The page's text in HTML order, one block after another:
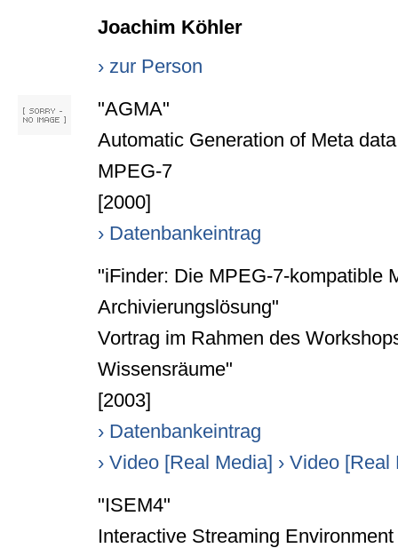
Joachim Köhler
› zur Person
"AGMA"
Automatic Generation of Meta
MPEG-7
[2000]
› Datenbankeintrag
"iFinder: Die MPEG-7-kompatible
Archivierungslösung"
Vortrag im Rahmen des
Wissensräume"
[2003]
› Datenbankeintrag
› Video [Real Media] › Video [Real
"ISEM4"
Interactive Streaming